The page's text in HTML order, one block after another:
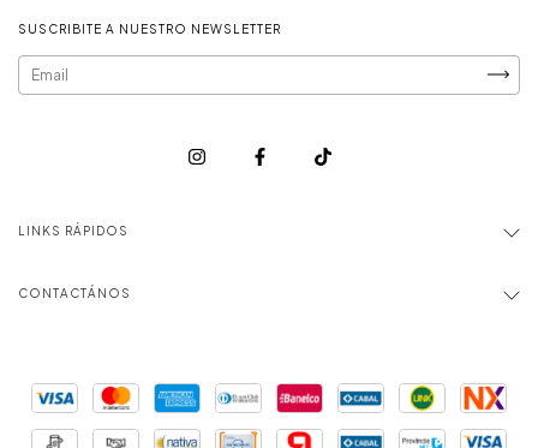
SUSCRIBITE A NUESTRO NEWSLETTER
LINKS RÁPIDOS
CONTACTÁNOS